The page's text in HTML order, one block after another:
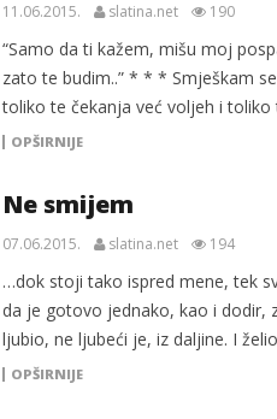
11.06.2015. slatina.net 190
“Samo da ti kažem, mišu moj
zato te budim..” * * * Smješkam
toliko te čekanja već voljeh i
OPŠIRNIJE
Ne smijem
07.06.2015. slatina.net 194
…dok stoji tako ispred mene, tek
da je gotovo jednako, kao i dodir,
ljubio, ne ljubeći je, iz daljine. I
OPŠIRNIJE